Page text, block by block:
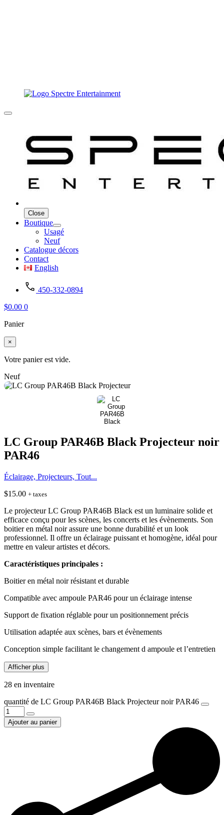
Close
Boutique
Usagé
Neuf
Catalogue décors
Contact
English
450-332-0894
$0.00 0
Panier
×
Votre panier est vide.
Neuf
LC Group PAR46B Black Projecteur noir
PAR46
Éclairage, Projecteurs, Tout...
$15.00 + taxes
Le projecteur LC Group PAR46B Black est un luminaire solide et
efficace conçu pour les scènes, les concerts et les évènements. Son
boitier en métal noir assure une bonne durabilité et un look
professionnel. Il offre un éclairage puissant et homogène, idéal pour
mettre en valeur artistes et décors.
Caractéristiques principales :
Boitier en métal noir résistant et durable
Compatible avec ampoule PAR46 pour un éclairage intense
Support de fixation réglable pour un positionnement précis
Utilisation adaptée aux scènes, bars et évènements
Conception simple facilitant le changement d ampoule et l’entretien
Afficher plus
28 en inventaire
quantité de LC Group PAR46B Black Projecteur noir PAR46
Ajouter au panier